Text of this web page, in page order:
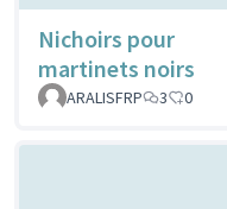
Nichoirs pour
martinets noirs
ARALISFRP
3 0